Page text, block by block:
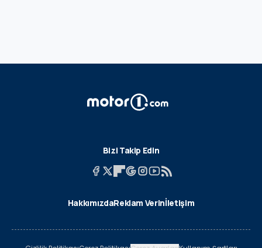
Bizi Takip Edin
HakkımızdaReklam Verinİletişim